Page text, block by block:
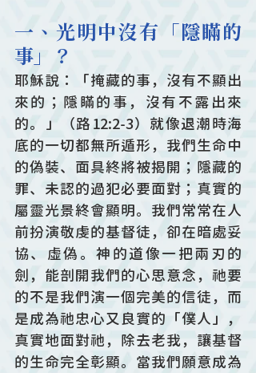
一、光明中沒有「隱瞞的
事」？
耶穌說：「掩藏的事，沒有不顯出
來的；隱瞞的事，沒有不露出來
的。」（路12:2-3）就像退潮時海
底的一切都無所遁形，我們生命中
的偽裝、面具終將被揭開；隱藏的
罪、未認的過犯必要面對；真實的
屬靈光景終會顯明。我們常常在人
前扮演敬虔的基督徒，卻在暗處妥
協、虛偽。神的道像一把兩刃的
劍，能剖開我們的心思意念，祂要
的不是我們演一個完美的信徒，而
是成為祂忠心又良實的「僕人」，
真實地面對祂，除去老我，讓基督
的生命完全彰顯。當我們願意成為